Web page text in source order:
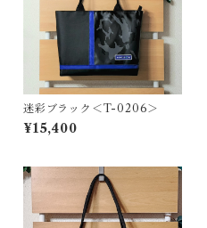
迷彩ブラック＜T-0206＞
¥15,400